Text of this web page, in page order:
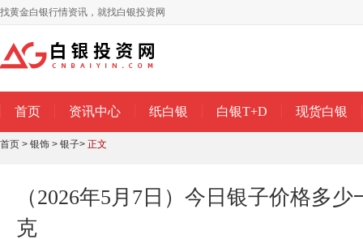
找黄金白银行情资讯，就找白银投资网
首页 资讯中心 纸白银 白银T+D 现货白银
首页 > 银饰 > 银子> 正文
（2026年5月7日）今日银子价格多
克